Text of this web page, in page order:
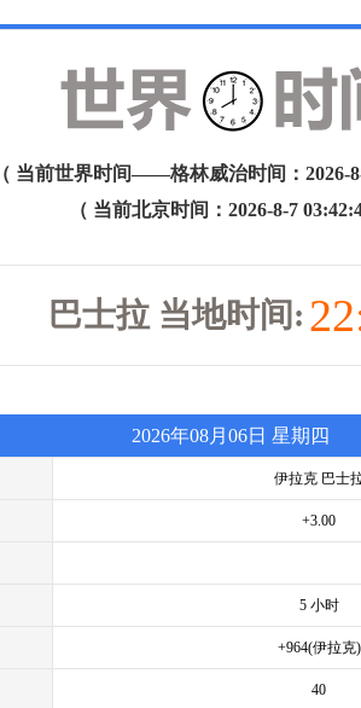
（ 当前世界时间——格林威治时间：2026-
（ 当前北京时间：2026-8-7
巴士拉 当地时间:
2026年08月06日 星期四
伊拉克 巴士
+3.00
5 小时
+964(伊拉克)
40